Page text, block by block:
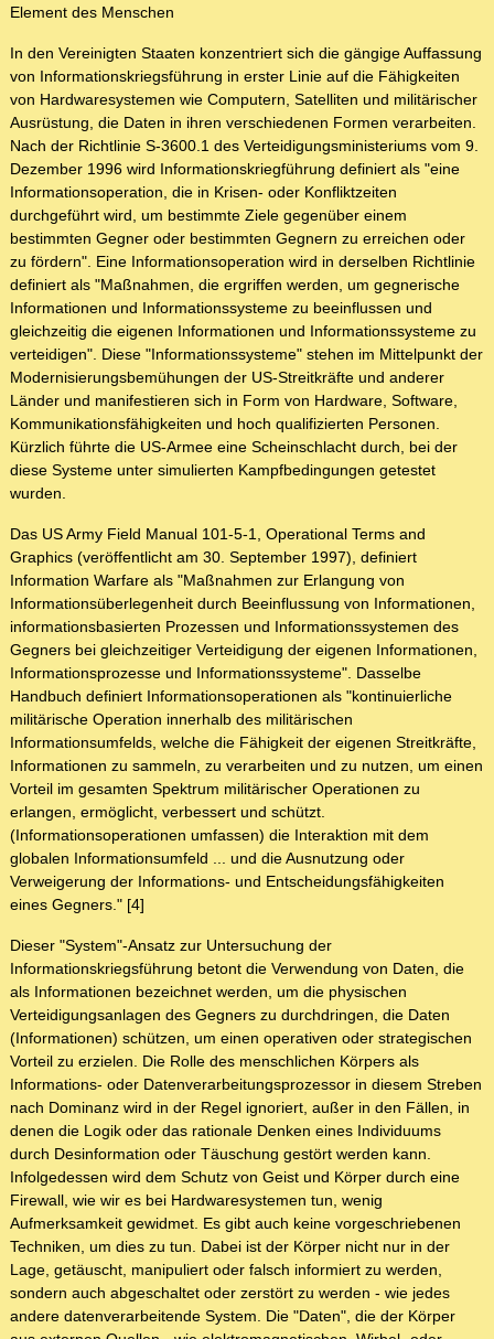
Element des Menschen
In den Vereinigten Staaten konzentriert sich die gängige Auffassung
von Informationskriegsführung in erster Linie auf die Fähigkeiten
von Hardwaresystemen wie Computern, Satelliten und militärischer
Ausrüstung, die Daten in ihren verschiedenen Formen verarbeiten.
Nach der Richtlinie S-3600.1 des Verteidigungsministeriums vom 9.
Dezember 1996 wird Informationskriegführung definiert als "eine
Informationsoperation, die in Krisen- oder Konfliktzeiten
durchgeführt wird, um bestimmte Ziele gegenüber einem
bestimmten Gegner oder bestimmten Gegnern zu erreichen oder
zu fördern". Eine Informationsoperation wird in derselben Richtlinie
definiert als "Maßnahmen, die ergriffen werden, um gegnerische
Informationen und Informationssysteme zu beeinflussen und
gleichzeitig die eigenen Informationen und Informationssysteme zu
verteidigen". Diese "Informationssysteme" stehen im Mittelpunkt der
Modernisierungsbemühungen der US-Streitkräfte und anderer
Länder und manifestieren sich in Form von Hardware, Software,
Kommunikationsfähigkeiten und hoch qualifizierten Personen.
Kürzlich führte die US-Armee eine Scheinschlacht durch, bei der
diese Systeme unter simulierten Kampfbedingungen getestet
wurden.
Das US Army Field Manual 101-5-1, Operational Terms and
Graphics (veröffentlicht am 30. September 1997), definiert
Information Warfare als "Maßnahmen zur Erlangung von
Informationsüberlegenheit durch Beeinflussung von Informationen,
informationsbasierten Prozessen und Informationssystemen des
Gegners bei gleichzeitiger Verteidigung der eigenen Informationen,
Informationsprozesse und Informationssysteme". Dasselbe
Handbuch definiert Informationsoperationen als "kontinuierliche
militärische Operation innerhalb des militärischen
Informationsumfelds, welche die Fähigkeit der eigenen Streitkräfte,
Informationen zu sammeln, zu verarbeiten und zu nutzen, um einen
Vorteil im gesamten Spektrum militärischer Operationen zu
erlangen, ermöglicht, verbessert und schützt.
(Informationsoperationen umfassen) die Interaktion mit dem
globalen Informationsumfeld ... und die Ausnutzung oder
Verweigerung der Informations- und Entscheidungsfähigkeiten
eines Gegners." [4]
Dieser "System"-Ansatz zur Untersuchung der
Informationskriegsführung betont die Verwendung von Daten, die
als Informationen bezeichnet werden, um die physischen
Verteidigungsanlagen des Gegners zu durchdringen, die Daten
(Informationen) schützen, um einen operativen oder strategischen
Vorteil zu erzielen. Die Rolle des menschlichen Körpers als
Informations- oder Datenverarbeitungsprozessor in diesem Streben
nach Dominanz wird in der Regel ignoriert, außer in den Fällen, in
denen die Logik oder das rationale Denken eines Individuums
durch Desinformation oder Täuschung gestört werden kann.
Infolgedessen wird dem Schutz von Geist und Körper durch eine
Firewall, wie wir es bei Hardwaresystemen tun, wenig
Aufmerksamkeit gewidmet. Es gibt auch keine vorgeschriebenen
Techniken, um dies zu tun. Dabei ist der Körper nicht nur in der
Lage, getäuscht, manipuliert oder falsch informiert zu werden,
sondern auch abgeschaltet oder zerstört zu werden - wie jedes
andere datenverarbeitende System. Die "Daten", die der Körper